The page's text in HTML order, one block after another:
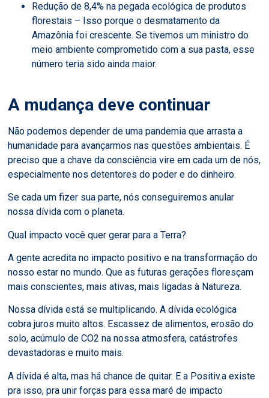
Redução de 8,4% na pegada ecológica de produtos
florestais – Isso porque o desmatamento da
Amazônia foi crescente. Se tivemos um ministro do
meio ambiente comprometido com a sua pasta, esse
número teria sido ainda maior.
A mudança deve continuar
Não podemos depender de uma pandemia que arrasta a
humanidade para avançarmos nas questões ambientais. É
preciso que a chave da consciência vire em cada um de nós,
especialmente nos detentores do poder e do dinheiro.
Se cada um fizer sua parte, nós conseguiremos anular
nossa dívida com o planeta.
Qual impacto você quer gerar para a Terra?
A gente acredita no impacto positivo e na transformação do
nosso estar no mundo. Que as futuras gerações floresçam
mais conscientes, mais ativas, mais ligadas à Natureza.
Nossa dívida está se multiplicando. A dívida ecológica
cobra juros muito altos. Escassez de alimentos, erosão do
solo, acúmulo de CO2 na nossa atmosfera, catástrofes
devastadoras e muito mais.
A dívida é alta, mas há chance de quitar. E a Positiv.a existe
pra isso, pra unir forças para essa maré de impacto